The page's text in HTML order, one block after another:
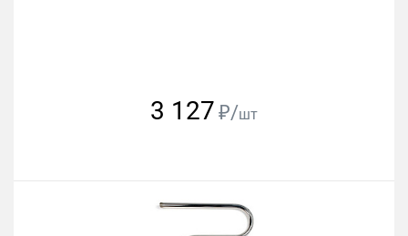
3 127 ₽/шт